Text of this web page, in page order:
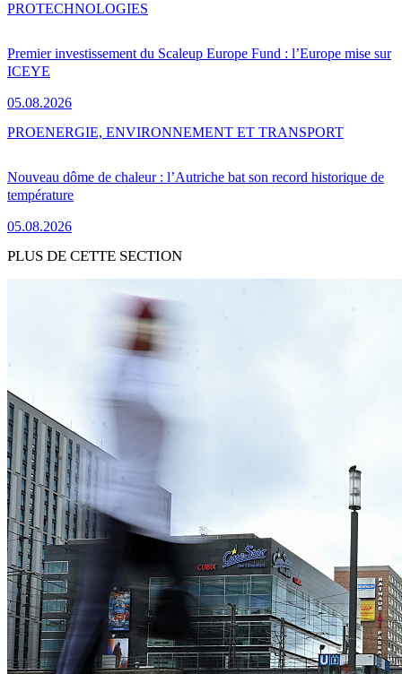
Premier investissement du Scaleup Europe Fund : l’Europe mise sur
ICEYE
05.08.2026
PROTECHNOLOGIES
Nouveau dôme de chaleur : l’Autriche bat son record historique de
température
05.08.2026
PROENERGIE, ENVIRONNEMENT ET TRANSPORT
PLUS DE CETTE SECTION